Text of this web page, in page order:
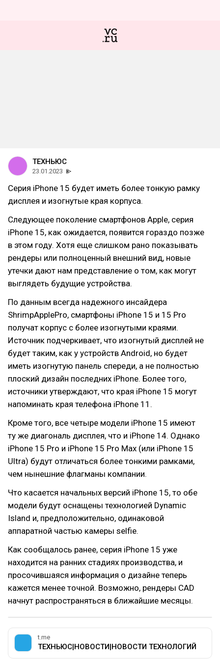
ТЕХНЬЮС
23.01.2023
Серия iPhone 15 будет иметь более тонкую рамку
дисплея и изогнутые края корпуса.
Следующее поколение смартфонов Apple, серия
iPhone 15, как ожидается, появится гораздо позже
в этом году. Хотя еще слишком рано показывать
рендеры или полноценный внешний вид, новые
утечки дают нам представление о том, как могут
выглядеть будущие устройства.
По данным всегда надежного инсайдера
ShrimpApplePro, смартфоны iPhone 15 и 15 Pro
получат корпус с более изогнутыми краями.
Источник подчеркивает, что изогнутый дисплей не
будет таким, как у устройств Android, но будет
иметь изогнутую панель спереди, а не полностью
плоский дизайн последних iPhone. Более того,
источники утверждают, что края iPhone 15 могут
напоминать края телефона iPhone 11.
Кроме того, все четыре модели iPhone 15 имеют
ту же диагональ дисплея, что и iPhone 14. Однако
iPhone 15 Pro и iPhone 15 Pro Max (или iPhone 15
Ultra) будут отличаться более тонкими рамками,
чем нынешние флагманы компании.
Что касается начальных версий iPhone 15, то обе
модели будут оснащены технологией Dynamic
Island и, предположительно, одинаковой
аппаратной частью камеры selfie.
Как сообщалось ранее, серия iPhone 15 уже
находится на ранних стадиях производства, и
просочившаяся информация о дизайне теперь
кажется менее точной. Возможно, рендеры CAD
начнут распространяться в ближайшие месяцы.
t.me
ТЕХНЬЮС|НОВОСТИ|НОВОСТИ ТЕХНОЛОГИЙ